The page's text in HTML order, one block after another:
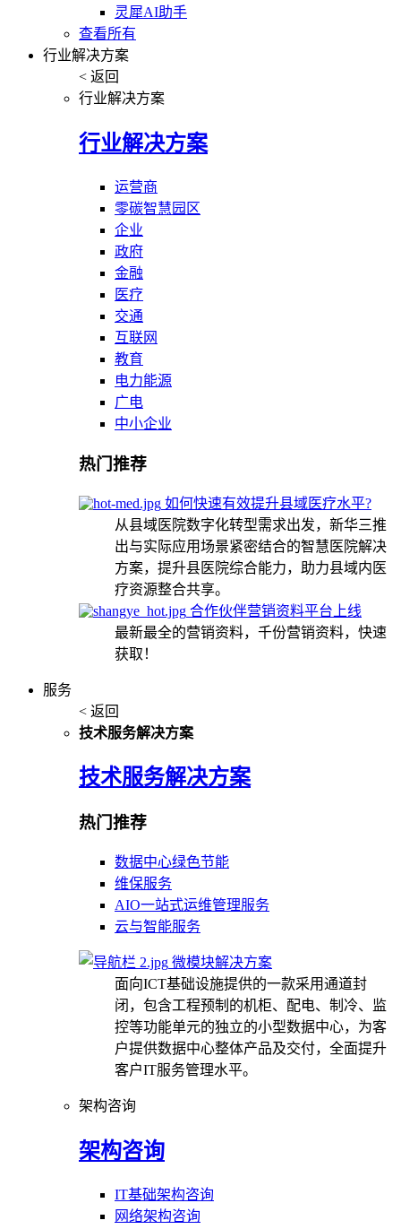
灵犀AI助手
查看所有
行业解决方案
< 返回
行业解决方案
行业解决方案
运营商
零碳智慧园区
企业
政府
金融
医疗
交通
互联网
教育
电力能源
广电
中小企业
热门推荐
如何快速有效提升县域医疗水平?
从县域医院数字化转型需求出发，新华三推
出与实际应用场景紧密结合的智慧医院解决
方案，提升县医院综合能力，助力县域内医
疗资源整合共享。
合作伙伴营销资料平台上线
最新最全的营销资料，千份营销资料，快速
获取！
服务
< 返回
技术服务解决方案
技术服务解决方案
热门推荐
数据中心绿色节能
维保服务
AIO一站式运维管理服务
云与智能服务
微模块解决方案
面向ICT基础设施提供的一款采用通道封
闭，包含工程预制的机柜、配电、制冷、监
控等功能单元的独立的小型数据中心，为客
户提供数据中心整体产品及交付，全面提升
客户IT服务管理水平。
架构咨询
架构咨询
IT基础架构咨询
网络架构咨询